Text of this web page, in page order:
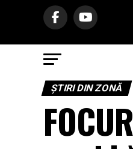
ŞTIRI DIN ZONĂ